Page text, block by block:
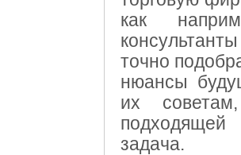
как
точно
нюансы
их
задача.